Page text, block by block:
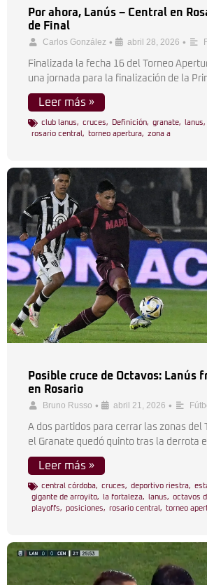
Por ahora, Lanús – Central en
de Final
Carlos González • abril 28, 2026 •
Finalizada la fecha 16 del Torneo
una jornada para la finalización de la
Leer más »
club lanus, cruces, Definición, granate, lanus,
rosario central , torneo apertura, zona a
Posible cruce de Octavos: Lanús
en Rosario
Bruno Russo • abril 21, 2026 •
A dos partidos para cerrar las zonas del
el Granate quedó quinto tras la derrota
Leer más »
central córdoba, cruces, deportivo riestra,
gigante de arroyito, la fortaleza, lanus, octavos
playoffs, posiciones, rosario central , torneo